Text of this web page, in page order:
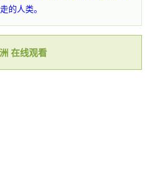
的人类。
在线观看